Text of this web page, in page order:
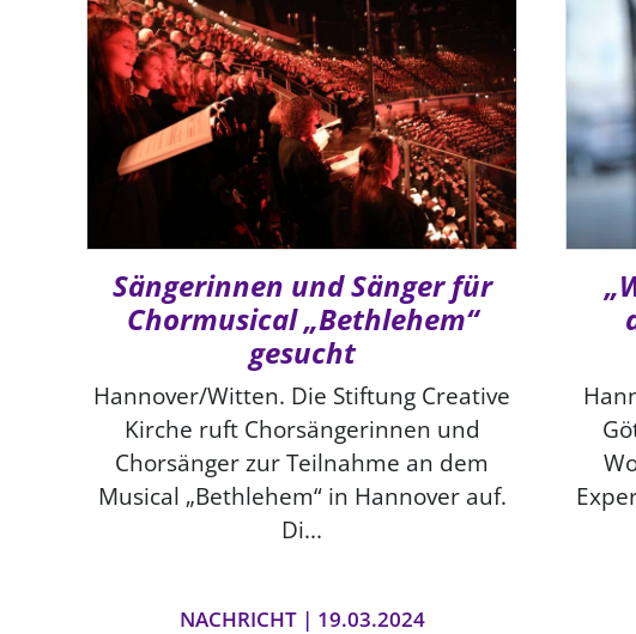
Sängerinnen und Sänger für
Chormusical „Bethlehem“
gesucht
Hannover/Witten. Die Stiftung Creative
Kirche ruft Chorsängerinnen und
Chorsänger zur Teilnahme an dem
Musical „Bethlehem“ in Hannover auf.
Di...
NACHRICHT | 19.03.2024